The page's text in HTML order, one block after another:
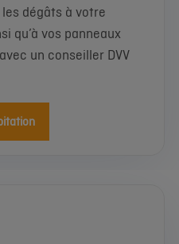
dégâts à votre
qu’à vos panneaux
un conseiller DVV